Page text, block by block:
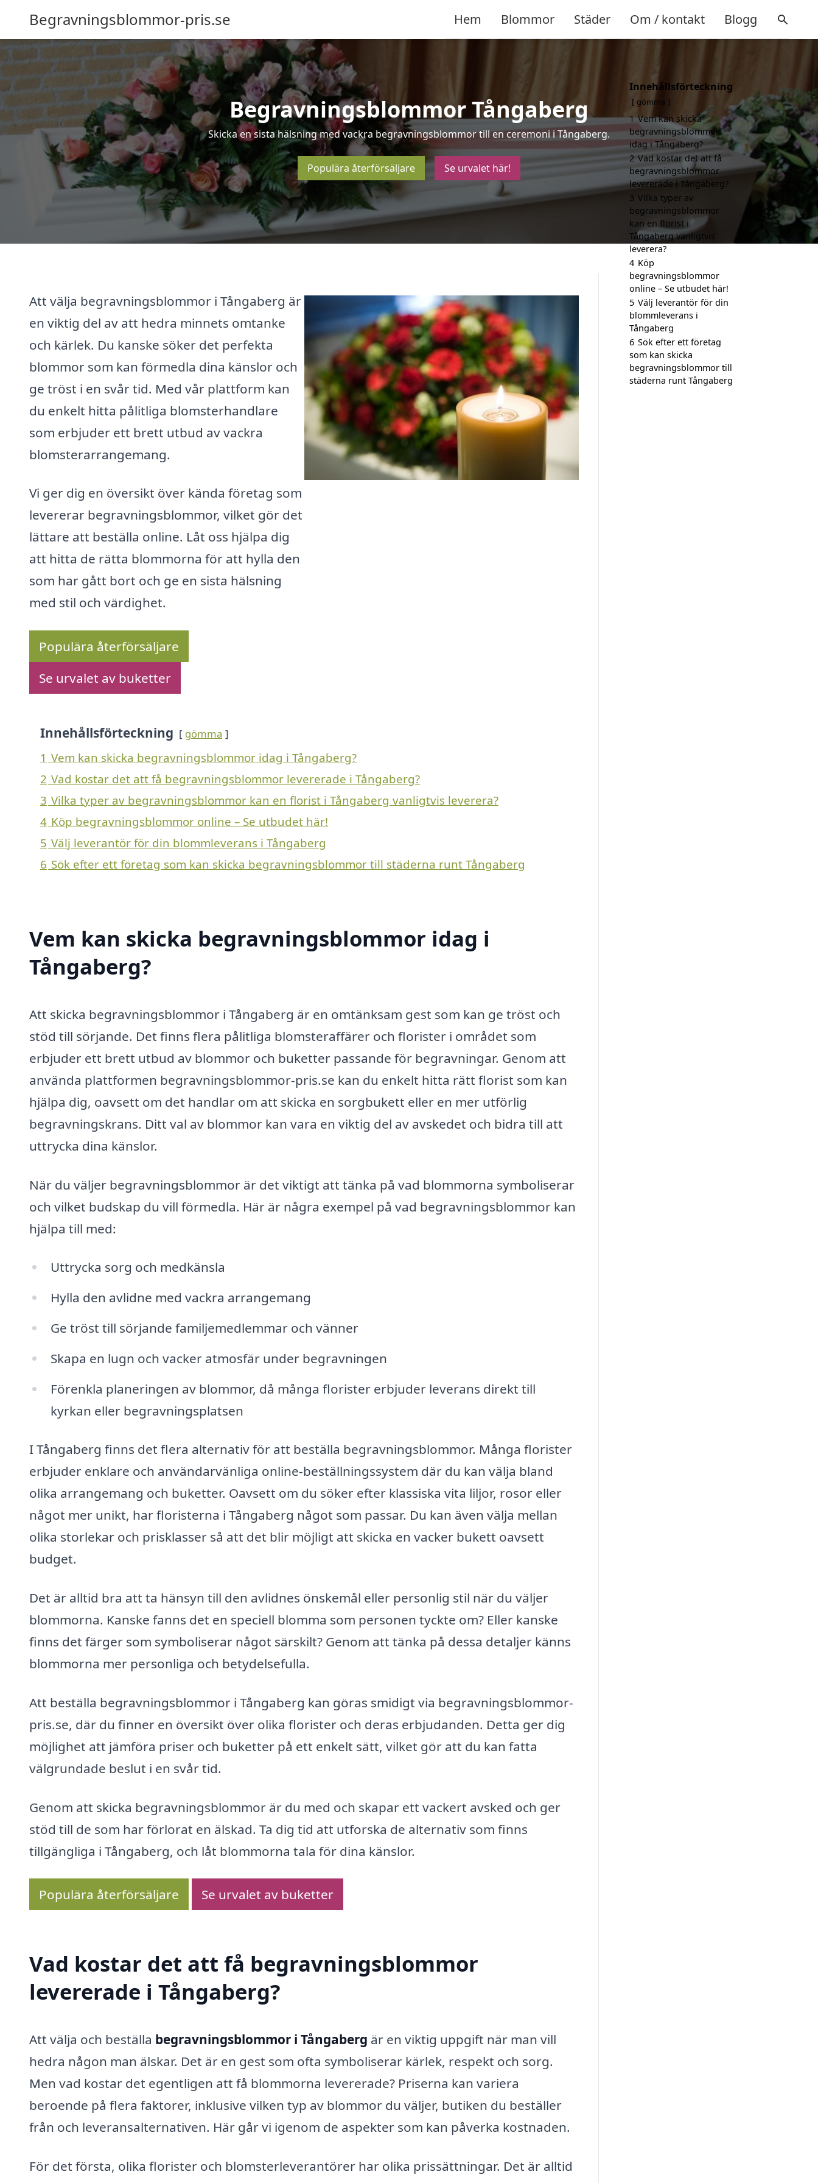
Begravningsblommor-pris.se Hem Blommor Städer Om / kontakt Blogg
Begravningsblommor Tångaberg
Skicka en sista hälsning med vackra begravningsblommor till en ceremoni i Tångaberg.
Populära återförsäljare Se urvalet här!
Att välja begravningsblommor i Tångaberg är
en viktig del av att hedra minnets omtanke
och kärlek. Du kanske söker det perfekta
blommor som kan förmedla dina känslor och
ge tröst i en svår tid. Med vår plattform kan
du enkelt hitta pålitliga blomsterhandlare
som erbjuder ett brett utbud av vackra
blomsterarrangemang.
Vi ger dig en översikt över kända företag som
levererar begravningsblommor, vilket gör det
lättare att beställa online. Låt oss hjälpa dig
att hitta de rätta blommorna för att hylla den
som har gått bort och ge en sista hälsning
med stil och värdighet.
Populära återförsäljare
Se urvalet av buketter
Innehållsförteckning gömma
1 Vem kan skicka begravningsblommor idag i Tångaberg?
2 Vad kostar det att få begravningsblommor levererade i Tångaberg?
3 Vilka typer av begravningsblommor kan en florist i Tångaberg vanligtvis leverera?
4 Köp begravningsblommor online – Se utbudet här!
5 Välj leverantör för din blommleverans i Tångaberg
6 Sök efter ett företag som kan skicka begravningsblommor till städerna runt Tångaberg
Vem kan skicka begravningsblommor idag i
Tångaberg?
Att skicka begravningsblommor i Tångaberg är en omtänksam gest som kan ge tröst och
stöd till sörjande. Det finns flera pålitliga blomsteraffärer och florister i området som
erbjuder ett brett utbud av blommor och buketter passande för begravningar. Genom att
använda plattformen begravningsblommor-pris.se kan du enkelt hitta rätt florist som kan
hjälpa dig, oavsett om det handlar om att skicka en sorgbukett eller en mer utförlig
begravningskrans. Ditt val av blommor kan vara en viktig del av avskedet och bidra till att
uttrycka dina känslor.
När du väljer begravningsblommor är det viktigt att tänka på vad blommorna symboliserar
och vilket budskap du vill förmedla. Här är några exempel på vad begravningsblommor kan
hjälpa till med:
Uttrycka sorg och medkänsla
Hylla den avlidne med vackra arrangemang
Ge tröst till sörjande familjemedlemmar och vänner
Skapa en lugn och vacker atmosfär under begravningen
Förenkla planeringen av blommor, då många florister erbjuder leverans direkt till
kyrkan eller begravningsplatsen
I Tångaberg finns det flera alternativ för att beställa begravningsblommor. Många florister
erbjuder enklare och användarvänliga online-beställningssystem där du kan välja bland
olika arrangemang och buketter. Oavsett om du söker efter klassiska vita liljor, rosor eller
något mer unikt, har floristerna i Tångaberg något som passar. Du kan även välja mellan
olika storlekar och prisklasser så att det blir möjligt att skicka en vacker bukett oavsett
budget.
Det är alltid bra att ta hänsyn till den avlidnes önskemål eller personlig stil när du väljer
blommorna. Kanske fanns det en speciell blomma som personen tyckte om? Eller kanske
finns det färger som symboliserar något särskilt? Genom att tänka på dessa detaljer känns
blommorna mer personliga och betydelsefulla.
Att beställa begravningsblommor i Tångaberg kan göras smidigt via begravningsblommor-
pris.se, där du finner en översikt över olika florister och deras erbjudanden. Detta ger dig
möjlighet att jämföra priser och buketter på ett enkelt sätt, vilket gör att du kan fatta
välgrundade beslut i en svår tid.
Genom att skicka begravningsblommor är du med och skapar ett vackert avsked och ger
stöd till de som har förlorat en älskad. Ta dig tid att utforska de alternativ som finns
tillgängliga i Tångaberg, och låt blommorna tala för dina känslor.
Populära återförsäljare Se urvalet av buketter
Vad kostar det att få begravningsblommor
levererade i Tångaberg?
Att välja och beställa begravningsblommor i Tångaberg är en viktig uppgift när man vill
hedra någon man älskar. Det är en gest som ofta symboliserar kärlek, respekt och sorg.
Men vad kostar det egentligen att få blommorna levererade? Priserna kan variera
beroende på flera faktorer, inklusive vilken typ av blommor du väljer, butiken du beställer
från och leveransalternativen. Här går vi igenom de aspekter som kan påverka kostnaden.
För det första, olika florister och blomsterleverantörer har olika prissättningar. Det är alltid
Innehållsförteckning
gömma
1 Vem kan skicka
begravningsblommor
idag i Tångaberg?
2 Vad kostar det att få
begravningsblommor
levererade i Tångaberg?
3 Vilka typer av
begravningsblommor
kan en florist i
Tångaberg vanligtvis
leverera?
4 Köp
begravningsblommor
online – Se utbudet här!
5 Välj leverantör för din
blommleverans i
Tångaberg
6 Sök efter ett företag
som kan skicka
begravningsblommor till
städerna runt Tångaberg